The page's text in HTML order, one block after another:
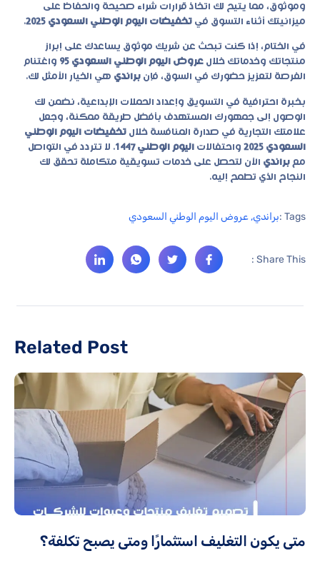
وموثوق، مما يتيح لك اتخاذ قرارات شراء صحيحة والحفاظ على
ميزانيتك أثناء التسوق في تخفيضات اليوم الوطني السعودي 2025 .
في الختام، إذا كنت تبحث عن شريك موثوق يساعدك على إبراز
منتجاتك وخدماتك خلال عروض اليوم الوطني السعودي 95
واغتنام
الفرصة لتعزيز حضورك في السوق، فإن براندي هي الخيار الأمثل لك.
بخبرة احترافية في التسويق وإعداد الحملات الإبداعية، نضمن لك
الوصول إلى جمهورك المستهدف بأفضل طريقة ممكنة، وجعل
علامتك التجارية في صدارة المنافسة خلال تخفيضات اليوم الوطني
السعودي 2025
واحتفالات اليوم الوطني 1447 . لا تتردد في التواصل
مع براندي الآن لتحصل على خدمات تسويقية متكاملة تحقق لك
النجاح الذي تطمح إليه.
Tags : براندي, عروض اليوم الوطني السعودي
Share This :
Related Post
متى يكون التغليف استثمارًا ومتى يصبح تكلفة؟